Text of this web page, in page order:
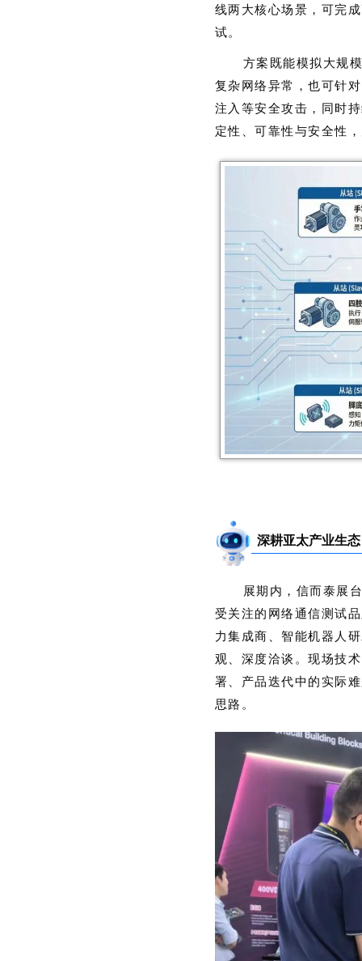
线两大核心场景，可完
试。
方案既能模拟大规
复杂网络异常，也可针
注入等安全攻击，同时
定性、可靠性与安全性
深耕亚太产业生
展期内，信而泰展
受关注的网络通信测试
力集成商、智能机器人
观、深度洽谈。现场技
署、产品迭代中的实际
思路。